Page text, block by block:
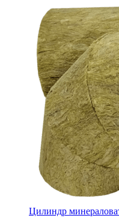
Цилиндр